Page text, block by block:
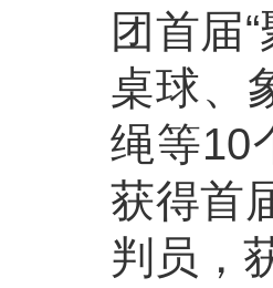
团首届
桌球、
绳等10
获得首
判员，